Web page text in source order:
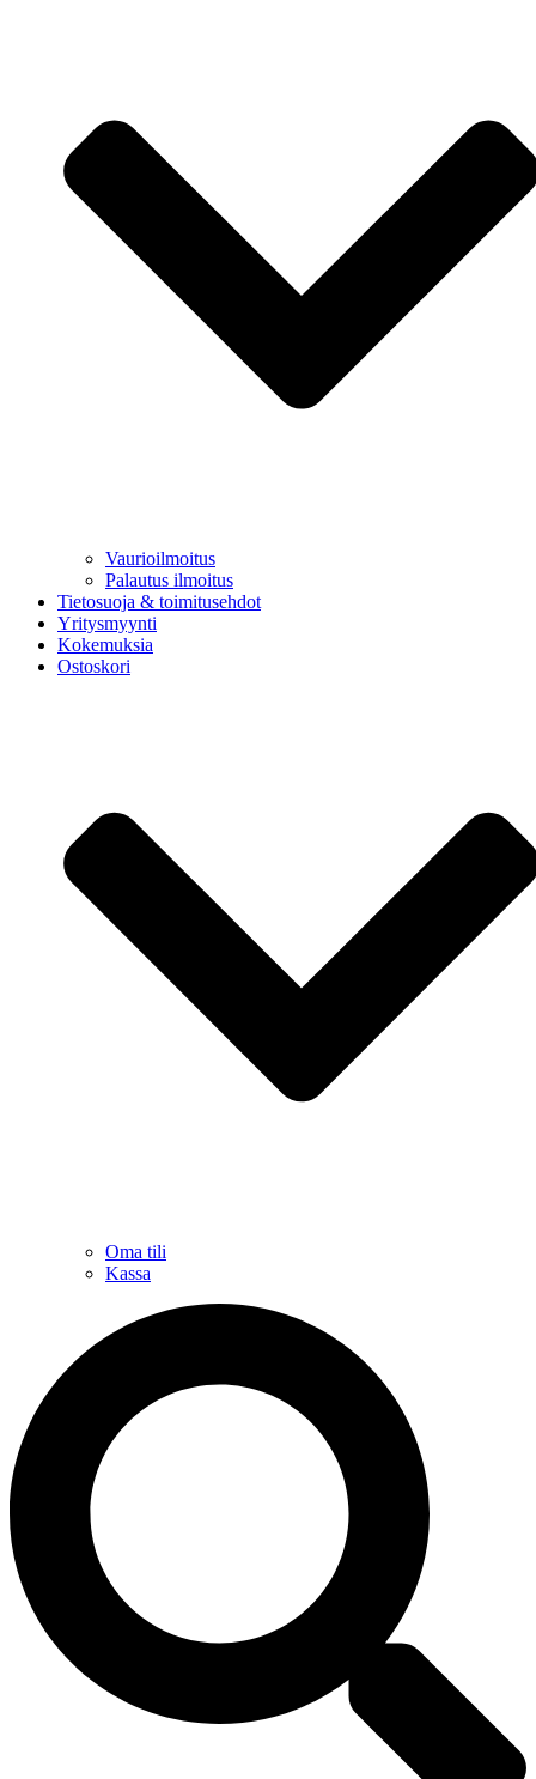
Vaurioilmoitus
Palautus ilmoitus
Tietosuoja & toimitusehdot
Yritysmyynti
Kokemuksia
Ostoskori
Oma tili
Kassa